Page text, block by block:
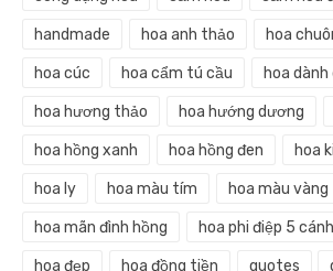
handmade hoa anh thảo hoa
hoa cúc hoa cẩm tú cầu hoa dành
hoa hương thảo hoa hướng dương
hoa hồng xanh hoa hồng đen hoa
hoa ly hoa màu tím hoa màu vàng
hoa mãn đình hồng hoa phi điệp 5 cánh
hoa đẹp hoa đồng tiền quotes